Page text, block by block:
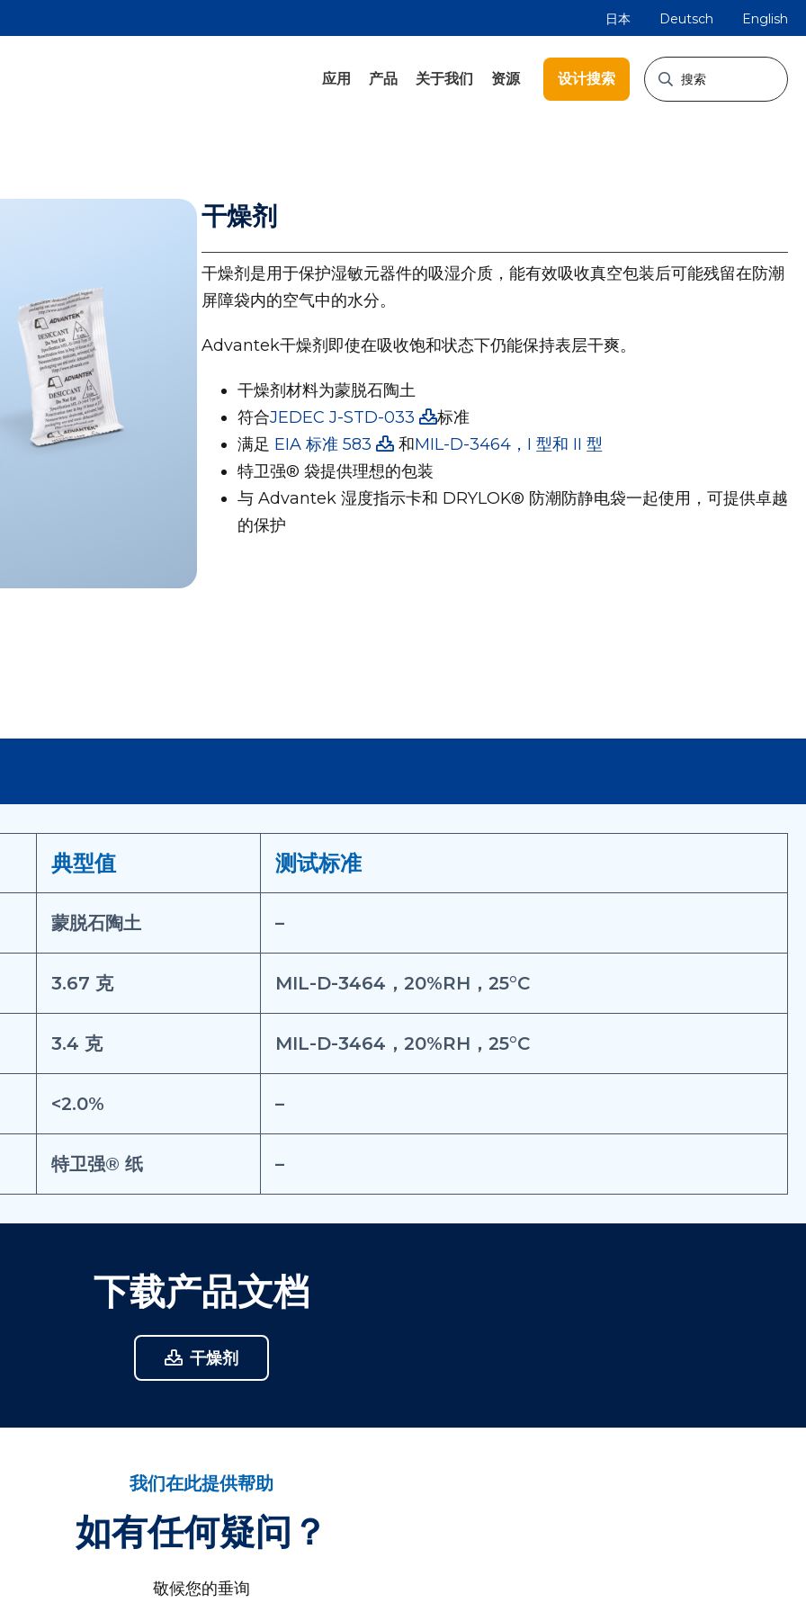
日本 Deutsch English
应用 产品 关于我们 资源 设计搜索
干燥剂
干燥剂是用于保护湿敏元器件的吸湿介质，能有效吸收真空包装后可能残留在防潮
屏障袋内的空气中的水分。
Advantek干燥剂即使在吸收饱和状态下仍能保持表层干爽。
干燥剂材料为蒙脱石陶土
符合JEDEC J-STD-033
标准
满足 EIA 标准 583 和MIL-D-3464，I 型和 II 型
特卫强® 袋提供理想的包装
与 Advantek 湿度指示卡和 DRYLOK® 防潮防静电袋一起使用，可提供卓越
的保护
典型值 测试标准
蒙脱石陶土 –
3.67 克 MIL-D-3464，20%RH，25°C
3.4 克 MIL-D-3464，20%RH，25°C
<2.0% –
特卫强® 纸 –
下载产品文档
干燥剂
我们在此提供帮助
如有任何疑问？
敬候您的垂询